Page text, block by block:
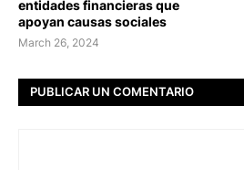
entidades financieras que
apoyan causas sociales
March 26, 2024
PUBLICAR UN COMENTARIO